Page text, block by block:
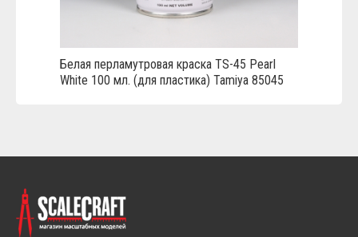
Белая перламутровая краска TS-45 Pearl
White 100 мл. (для пластика) Tamiya 85045